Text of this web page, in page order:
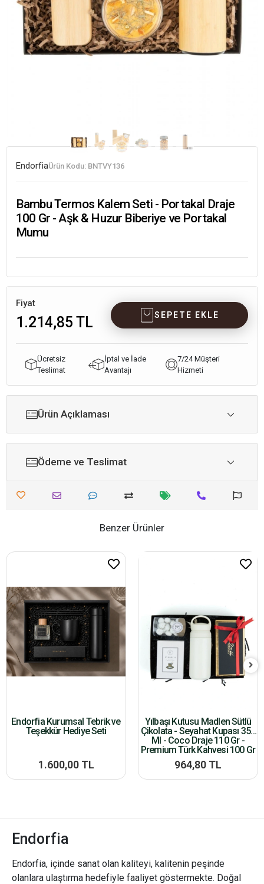
EndorfiaÜrün Kodu: BNTVY136
Bambu Termos Kalem Seti - Portakal Draje
100 Gr - Aşk & Huzur Biberiye ve Portakal
Mumu
Fiyat
1.214,85 TL SEPETE EKLE
Ücretsiz
Teslimat
İptal ve İade
Avantajı
7/24 Müşteri
Hizmeti
Ürün Açıklaması
Ödeme ve Teslimat
Benzer Ürünler
Endorfia Kurumsal Tebrik ve
Teşekkür Hediye Seti
1.600,00 TL
Yılbaşı Kutusu Madlen Sütlü
Çikolata - Seyahat Kupası 350
Ml - Coco Draje 110 Gr -
Premium Türk Kahvesi 100 Gr
964,80 TL
Endorfia
Endorfia, içinde sanat olan kaliteyi, kalitenin peşinde
olanlara ulaştırma hedefiyle faaliyet göstermekte. Doğal